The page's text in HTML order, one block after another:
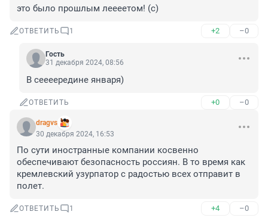
это было прошлым леееетом! (с)
ОТВЕТИТЬ 1 +2 –0
Гость
31 декабря 2024, 08:56
В сеееередине января)
ОТВЕТИТЬ +0 –0
dragvs
30 декабря 2024, 16:53
По сути иностранные компании косвенно
обеспечивают безопасность россиян. В то время как
кремлевский узурпатор с радостью всех отправит в
полет.
ОТВЕТИТЬ 1 +4 –0